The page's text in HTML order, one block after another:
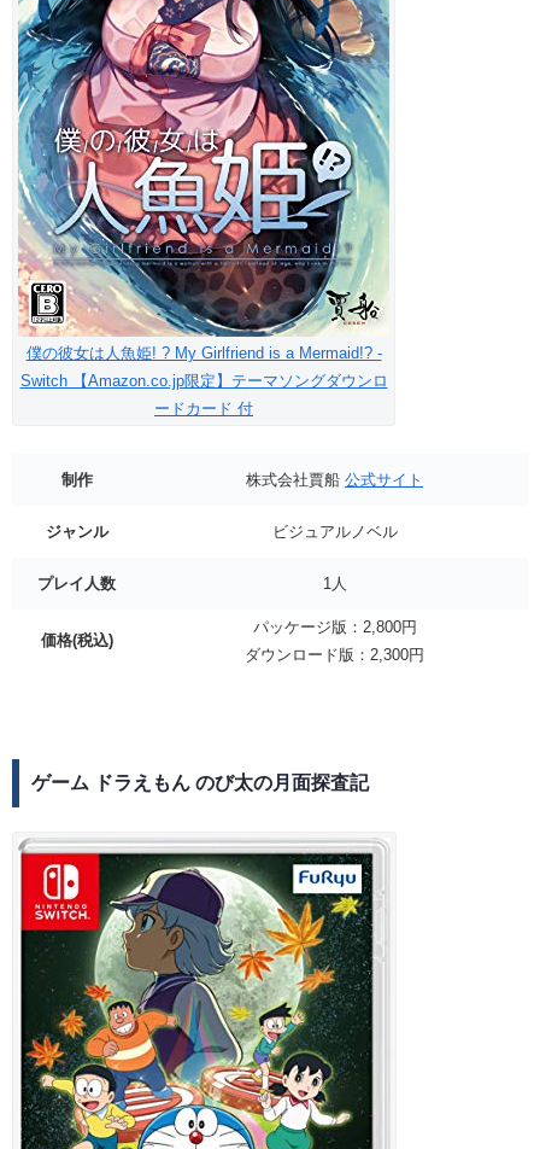
僕の彼女は人魚姫! ? My Girlfriend is a Mermaid!? -
Switch 【Amazon.co.jp限定】テーマソングダウンロ
ードカード 付
制作 株式会社賈船 公式サイト
ジャンル ビジュアルノベル
プレイ人数 1人
価格(税込)
パッケージ版：2,800円
ダウンロード版：2,300円
ゲーム ドラえもん のび太の月面探査記